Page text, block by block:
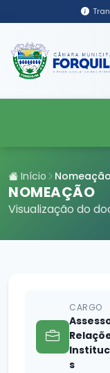
Início Nomeação
NOMEAÇÃO
Visualização do
CARGO
s